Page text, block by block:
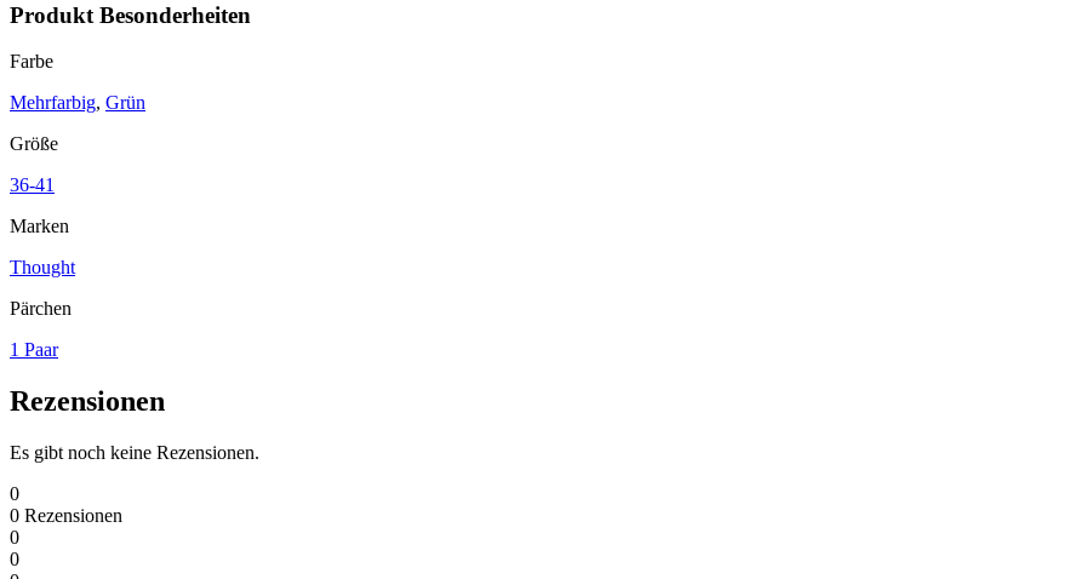
Produkt Besonderheiten
Farbe
Mehrfarbig, Grün
Größe
36-41
Marken
Thought
Pärchen
1 Paar
Rezensionen
Es gibt noch keine Rezensionen.
0
0 Rezensionen
0
0